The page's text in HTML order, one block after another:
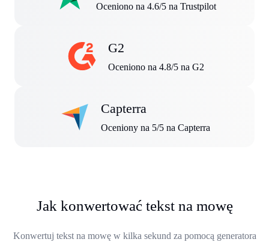
Oceniono na 4.6/5 na Trustpilot
G2
Oceniono na 4.8/5 na G2
Capterra
Oceniony na 5/5 na Capterra
Jak konwertować tekst na mowę
Konwertuj tekst na mowę w kilka sekund za pomocą generatora